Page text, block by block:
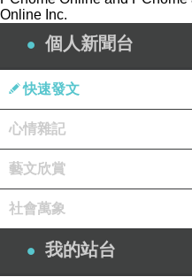
上一篇：我和我的老花
Online Inc.
個人新聞台
快速發文
心情雜記
藝文欣賞
社會萬象
我的站台